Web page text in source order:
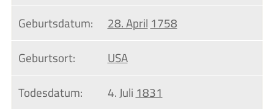
Geburtsdatum:
28. April1758
Geburtsort:
USA
Todesdatum:
4. Juli1831